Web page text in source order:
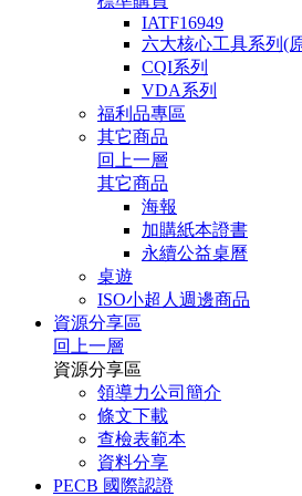
IATF16949
六大核心工具系列(
CQI系列
VDA系列
福利品專區
其它商品
回上一層
其它商品
海報
加購紙本證書
永續公益桌曆
桌遊
ISO小超人週邊商品
資源分享區
回上一層
資源分享區
領導力公司簡介
條文下載
查檢表範本
資料分享
PECB 國際認證